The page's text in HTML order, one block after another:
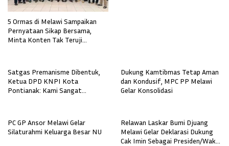
5 Ormas di Melawi Sampaikan
Pernyataan Sikap Bersama,
Minta Konten Tak Teruji
Satgas Premanisme Dibentuk,
Ketua DPD KNPI Kota
Pontianak: Kami Sangat
Dukung Kamtibmas Tetap Aman
dan Kondusif, MPC PP Melawi
Gelar Konsolidasi
PC GP Ansor Melawi Gelar
Silaturahmi Keluarga Besar NU
Relawan Laskar Bumi Djuang
Melawi Gelar Deklarasi Dukung
Cak Imin Sebagai Presiden/Wakil